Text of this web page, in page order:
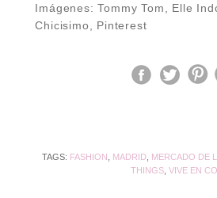
Imágenes: Tommy Tom, Elle
Chicisimo, Pinterest
TAGS: FASHION MADRID, MERCADO DE
THINGS ,VIVE EN